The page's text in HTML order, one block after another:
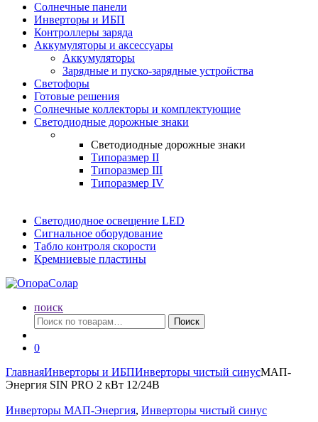
Солнечные панели
Инверторы и ИБП
Контроллеры заряда
Аккумуляторы и аксессуары
Аккумуляторы
Зарядные и пуско-зарядные устройства
Светофоры
Готовые решения
Солнечные коллекторы и комплектующие
Светодиодные дорожные знаки
Светодиодные дорожные знаки
Типоразмер II
Типоразмер III
Типоразмер IV
Светодиодное освещение LED
Сигнальное оборудование
Табло контроля скорости
Кремниевые пластины
поиск
Искать:
Поиск
0
ГлавнаяИнверторы и ИБПИнверторы чистый синусМАП-
Энергия SIN PRO 2 кВт 12/24В
Инверторы МАП-Энергия, Инверторы чистый синус